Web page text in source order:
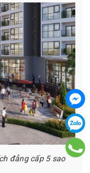
đẳng cấp 5 sao